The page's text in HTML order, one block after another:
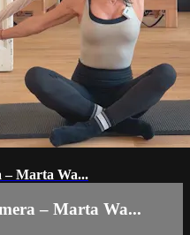
– Marta Wa...
– Marta Wa...